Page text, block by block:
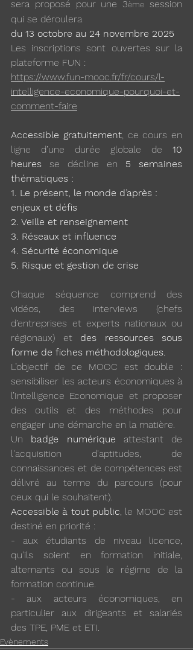
sera proposé pour une 3ème session
qui se déroulera
du 13 octobre au 24 novembre 2025
Les inscriptions sont ouvertes sur la
plateforme FUN :
https://www.fun-mooc.fr/fr/cours/l-
intelligence-economique-pourquoi-et-
comment-faire
Accessible gratuitement, ce cours en
ligne d’une durée globale de 10
heures se décline en 5 semaines
thématiques :
1. Le présent, le monde d’après :
enjeux et défis
2. Veille et renseignement
3. Réseaux et influence
4. Sécurité économique
5. Risque et gestion de crise
Chaque séquence comprend des
vidéos, des interviews (chefs
d’entreprises et experts nationaux ou
régionaux) et des ressources sous
forme de fiches méthodologiques.
L’objectif de ce MOOC est double :
sensibiliser les acteurs économiques à
l’Intelligence Economique et proposer
des outils et des méthodes pour
engager une démarche en la matière.
Un badge numérique attestant de
l'acquisition d'aptitudes, de
connaissances et de compétences est
délivré au terme du parcours (pour
ceux qui le souhaitent).
Accessible à tout public, le MOOC est
destiné en priorité :
- aux étudiants de niveau licence,
qu’ils soient en formation initiale,
alternants ou sous le régime de la
formation continue.
- aux acteurs économiques, en
particulier aux dirigeants et salariés
des TPE, PME et ETI.
Evènements